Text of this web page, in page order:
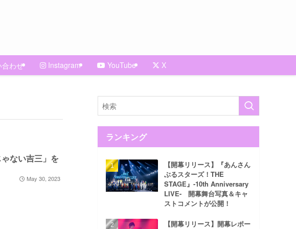
合わせ Instagram YouTube X
ない吉三」を
May 30, 2023
ランキング
【開幕リリース】『あんさん
ぶるスターズ！THE
STAGE』-10th Anniversary
LIVE- 開幕舞台写真＆キャ
ストコメントが公開！
【開幕リリース】開幕レポー